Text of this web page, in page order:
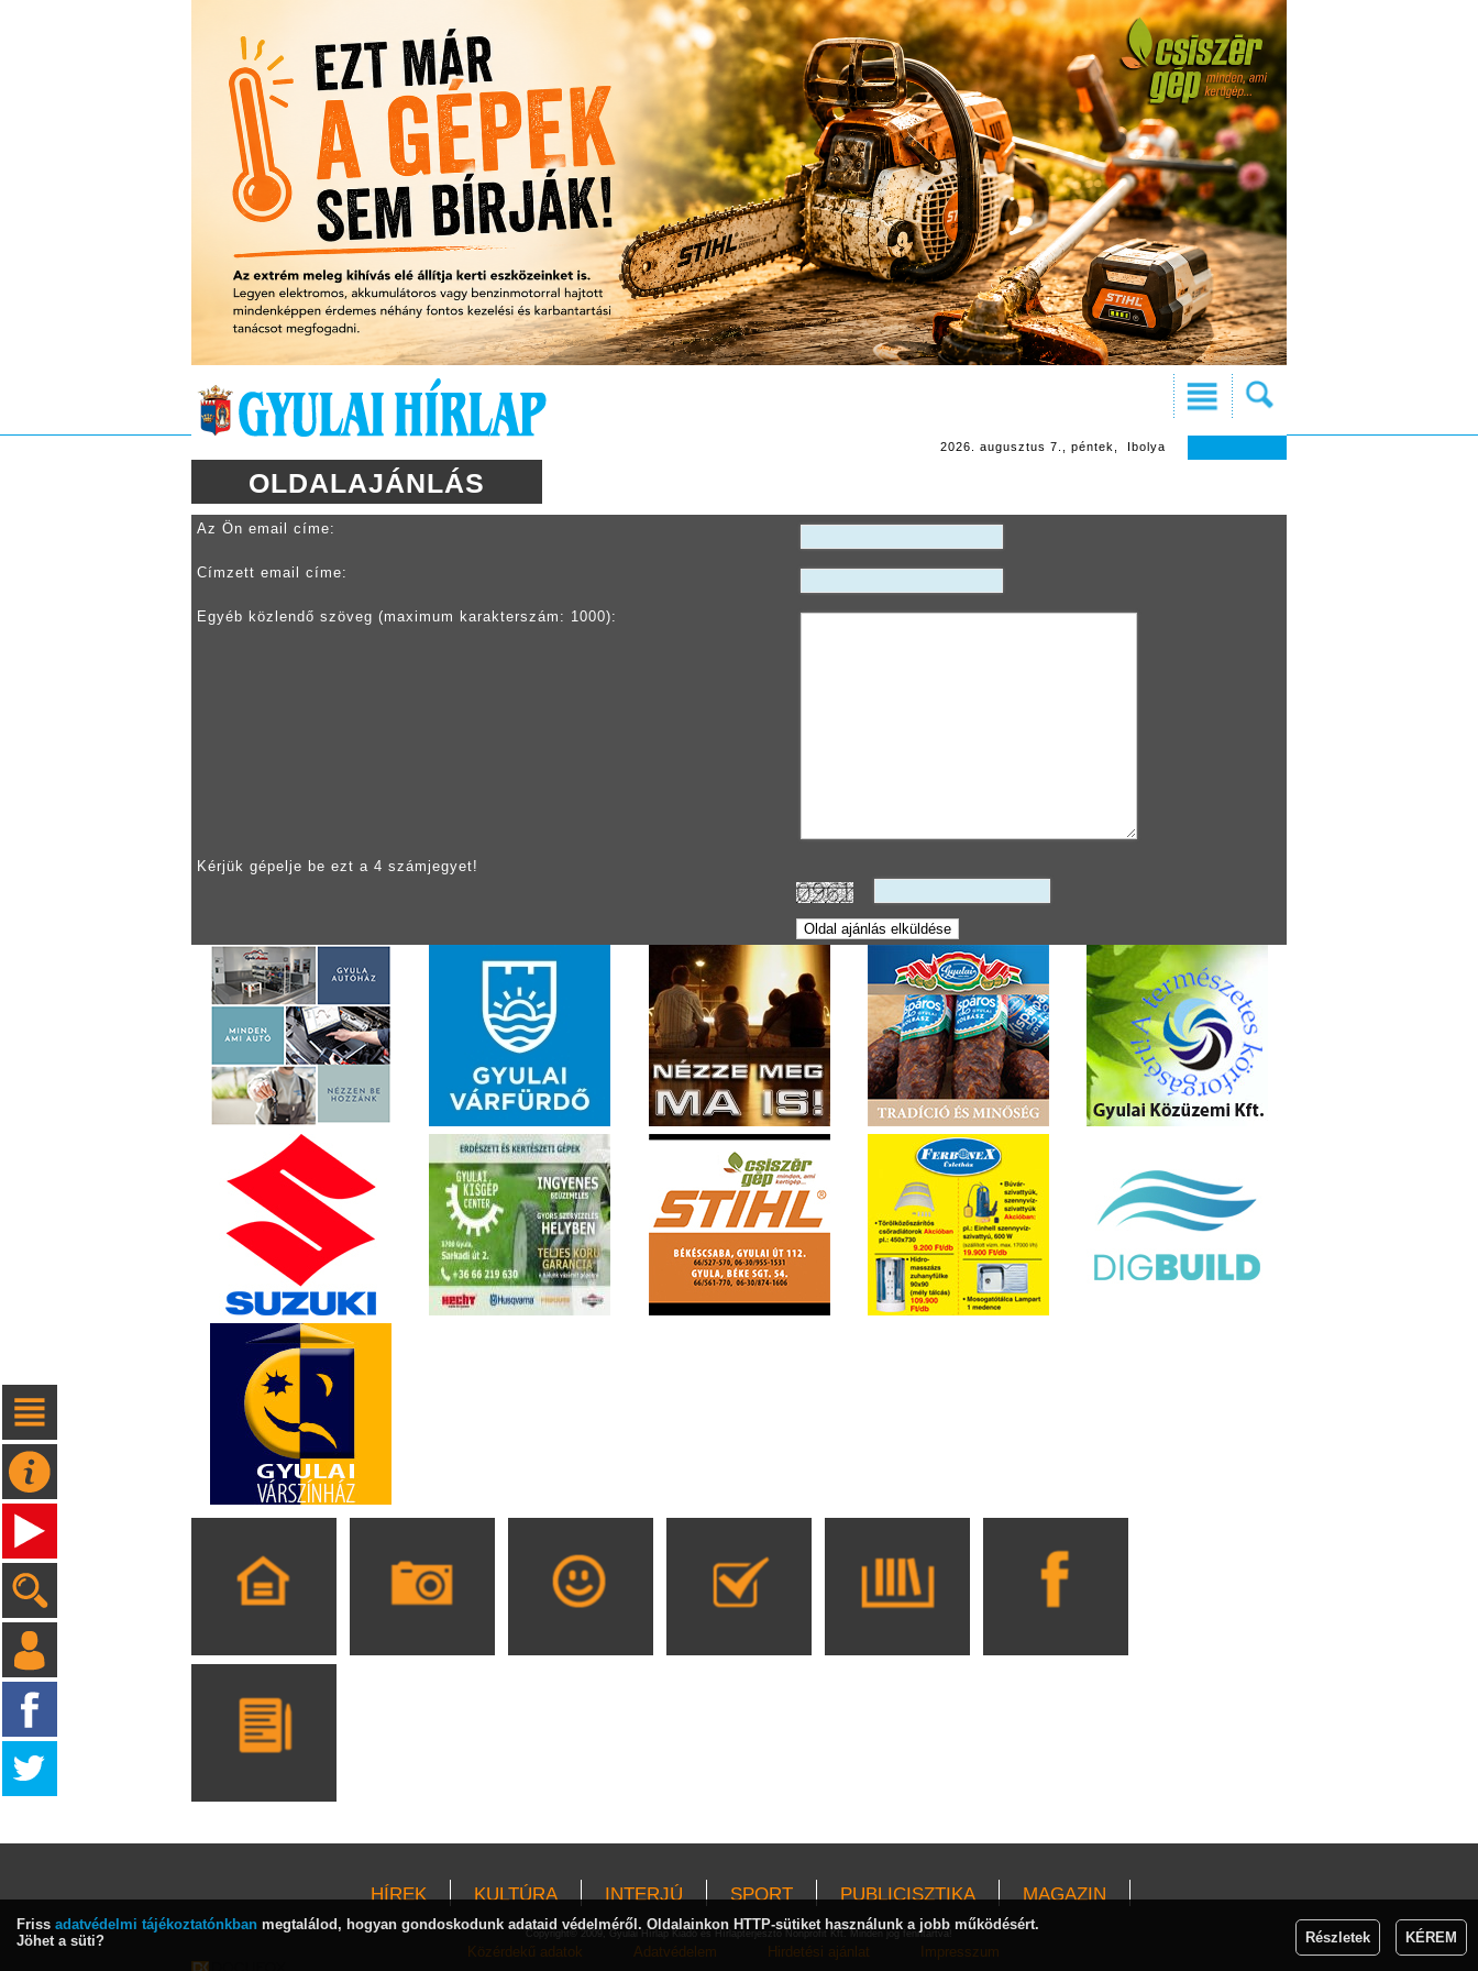
2026. augusztus 7., péntek, Ibolya
OLDALAJÁNLÁS
Az Ön email címe:
Címzett email címe:
Egyéb közlendő szöveg (maximum karakterszám: 1000):
Kérjük gépelje be ezt a 4 számjegyet!
HÍREK KULTÚRA INTERJÚ SPORT PUBLICISZTIKA MAGAZIN
Copyright© 2009, Gyulai Hírlap Kiadó és Hírlapterjesztő Nonprofit Kft. Minden jog fenntartva!
Közérdekű adatok Adatvédelem Hirdetési ajánlat Impresszum
Friss adatvédelmi tájékoztatónkban megtalálod, hogyan gondoskodunk adataid védelméről. Oldalainkon HTTP-sütiket használunk a jobb működésért.
Jöhet a süti?
Részletek KÉREM